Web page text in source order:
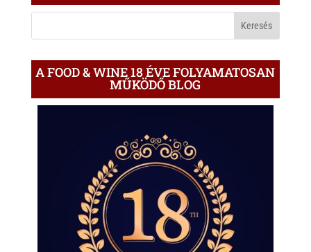
BLOGON
A FOOD & WINE 18 ÉVE FOLYAMATOSAN
MŰKÖDŐ BLOG